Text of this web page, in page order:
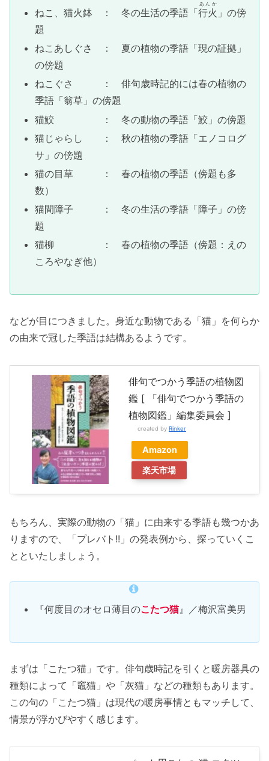
ねこ、猫火鉢 ： 冬の生活の季語「行火
あんか
」の傍
題
ねこあしぐさ ： 夏の植物の季語「現の証拠」
の傍題
ねこぐさ ： 俳句歳時記的には春の植物の
季語「翁草」の傍題
猫鮫 ： 冬の動物の季語「鮫」の傍題
猫じゃらし ： 秋の植物の季語「エノコログ
サ」の傍題
猫の目草 ： 春の植物の季語（傍題も多
数）
猫間障子 ： 冬の生活の季語「障子」の傍
題
猫柳 ： 春の植物の季語（傍題：えの
ころやなぎ他）
などが目につきました。身近な動物である「猫」を何らか
の由来で冠した季語は結構あるようです。
俳句でつかう季語の植物図
鑑 [ 「俳句でつかう季語の
植物図鑑」編集委員会 ]
created by Rinker
Amazon
楽天市場
もちろん、実際の動物の「猫」に由来する季語も幾つかあ
りますので、「プレバト!!」の発表例から、探っていくこ
とといたしましょう。
『何度目のオセロ薄目のこたつ猫』／梅沢富美男
まずは「こたつ猫」です。俳句歳時記を引くと暖房器具の
種類によって「竈猫」や「灰猫」などの種類もあります。
この句の「こたつ猫」は現代の暖房事情ともマッチして、
情景が浮かびやすく感じます。